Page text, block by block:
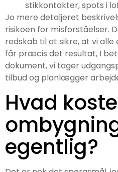
stikkontakter, spots i
Jo mere detaljeret
risikoen for misforståelser.
redskab til at sikre, at vi alle
får præcis det resultat, I
dokument, vi tager
tilbud og planlægger
Hvad
egentlig?